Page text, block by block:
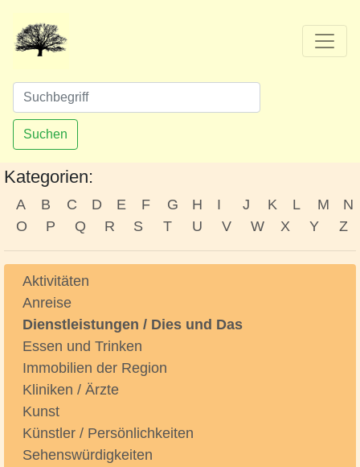
Suchen
Kategorien:
A B C D E F G H I J K L M
N
O
P Q R S T U V W X Y Z
Aktivitäten
Anreise
Dienstleistungen / Dies und Das
Essen und Trinken
Immobilien der Region
Kliniken / Ärzte
Kunst
Künstler / Persönlichkeiten
Sehenswürdigkeiten